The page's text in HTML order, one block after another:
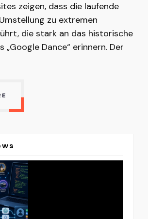
zeigen, dass die laufende
zu extremen
die stark an das historische
„Google Dance“ erinnern. Der